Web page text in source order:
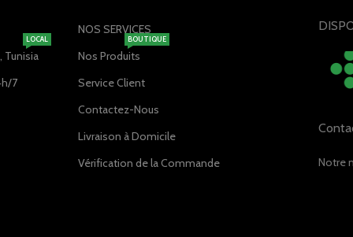
Tunisia
LOCAL
7
NOS SERVICES
Nos Produits
BOUTIQUE
Service Client
Contactez-Nous
Livraison à Domicile
Vérification de la Commande
Notre